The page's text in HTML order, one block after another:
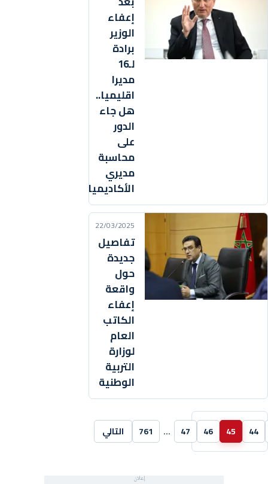
إعفاء
الوزير
برادة
لـ16
مديرا
اقليميا..
هل جاء
الدور
على
محاسبة
مديري
الأكاديميات؟
22/03/2025
تفاصيل
جديدة
حول
واقعة
إعفاء
الكاتب
العام
لوزارة
التربية
الوطنية
44
45
46
47
…
761 التالي